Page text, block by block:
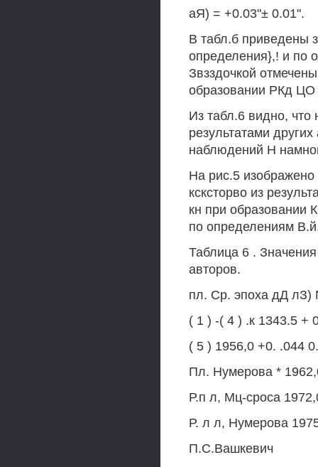
аЯ) = +0.03"± 0.01".
В табл.б приведены
определения},! и по
Звзздочкой
образовании РКд ЦО
Из табл.6 видно, что
результатами
наблюдений Н
На рис.5
ксксторво из
кн при образовании
по определениям
Таблица 6 .
авторов.
пл. Ср. эпоха дД лЗ)
( 1 ) -( 4 ) .к 1343.5 +
( 5 ) 1956,0 +0. .044
Пл. Нумерова *
Р.п л, Мц-сроса
Р. л л, Нумерова
П.С.Вашкевич